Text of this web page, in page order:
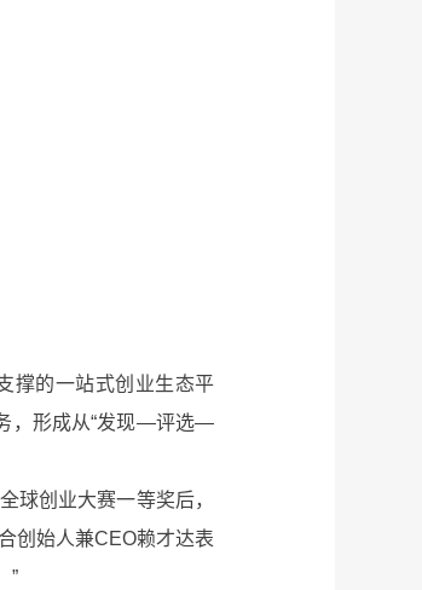
撑的一站式创业生态平
，形成从“发现—评选—
球创业大赛一等奖后，
创始人兼CEO赖才达表
”